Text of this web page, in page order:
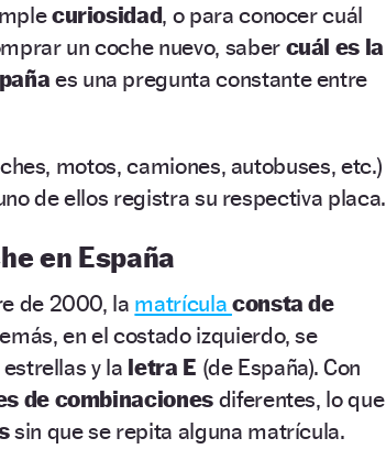
curiosidad, o para conocer cuál
un coche nuevo, sabercuál es la
es una pregunta constante entre
motos, camiones, autobuses, etc.)
de ellos registra su respectiva placa.
en España
de 2000, la matrícula consta de
en el costado izquierdo, se
y la letra E (de España). Con
de combinacionesdiferentes, lo que
sin que se repita alguna matrícula.